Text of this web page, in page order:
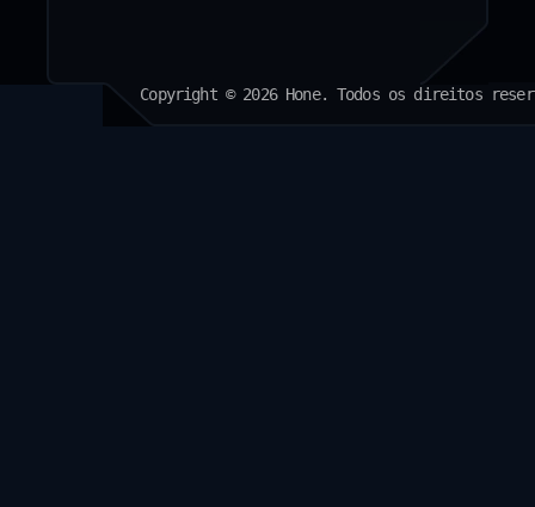
Copyright © 2026 Hone. Todos os direitos